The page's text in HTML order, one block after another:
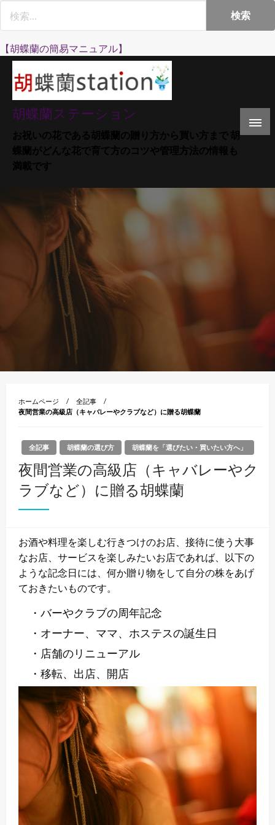
【胡蝶蘭の簡易マニュアル】
胡蝶蘭ステーション
ホームページ
全記事
夜間営業の高級店（キャバレーやクラブなど）に贈る胡蝶蘭
全記事 胡蝶蘭の選び方 胡蝶蘭を「選びたい・買いたい方へ」
夜間営業の高級店（キャバレーやク
ラブなど）に贈る胡蝶蘭
お酒や料理を楽しむ行きつけのお店、接待に使う大事
なお店、サービスを楽しみたいお店であれば、以下の
ような記念日には、何か贈り物をして自分の株をあげ
ておきたいものです。
・バーやクラブの周年記念
・オーナー、ママ、ホステスの誕生日
・店舗のリニューアル
・移転、出店、開店